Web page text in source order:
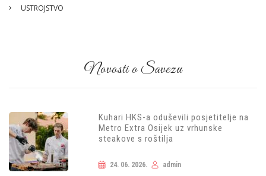
USTROJSTVO
Novosti o Savezu
Kuhari HKS-a oduševili posjetitelje na
Metro Extra Osijek uz vrhunske
steakove s roštilja
24. 06. 2026. admin